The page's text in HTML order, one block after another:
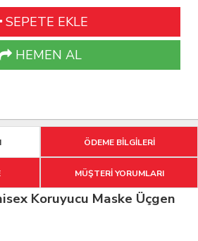
SEPETE EKLE
HEMEN AL
ÖDEME BİLGİLERİ
MÜŞTERİ YORUMLARI
Koruyucu Maske Üçgen